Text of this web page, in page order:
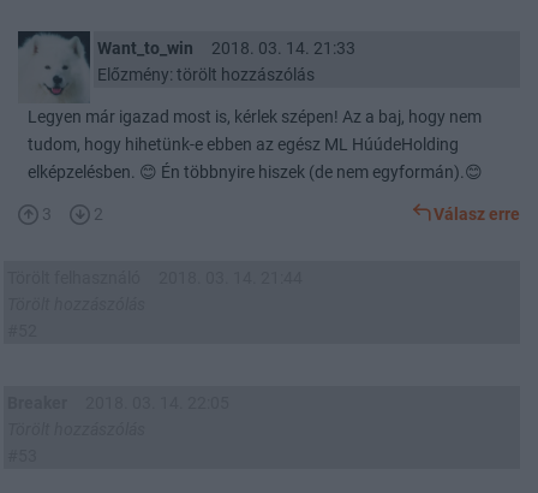
Want_to_win
2018. 03. 14. 21:33
Előzmény: törölt hozzászólás
Legyen már igazad most is, kérlek szépen! Az a baj, hogy nem
tudom, hogy hihetünk-e ebben az egész ML HúúdeHolding
elképzelésben. 😊 Én többnyire hiszek (de nem egyformán).😊
3 2 Válasz erre